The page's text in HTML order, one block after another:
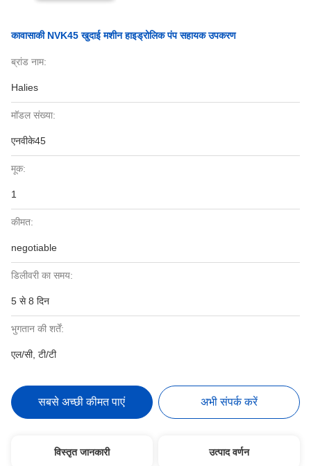
कावासाकी NVK45 खुदाई मशीन हाइड्रोलिक पंप सहायक उपकरण
ब्रांड नाम:
Halies
मॉडल संख्या:
एनवीके45
मूक:
1
कीमत:
negotiable
डिलीवरी का समय:
5 से 8 दिन
भुगतान की शर्तें:
एल/सी, टी/टी
सबसे अच्छी कीमत पाएं अभी संपर्क करें
विस्तृत जानकारी उत्पाद वर्णन